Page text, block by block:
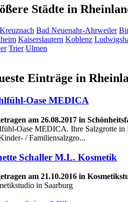
Städte in
Bad Neuenahr-Ahrweiler
Kaiserslautern Koblenz
Trier Ulmen
Einträge in
Oase MEDICA
am 26.08.2017 in
Oase MEDICA. Ihre Salzgrotte in
/ Familiensalzgro...
Schaller M.L. Kosmetik
am 21.10.2016 in
in Saarburg